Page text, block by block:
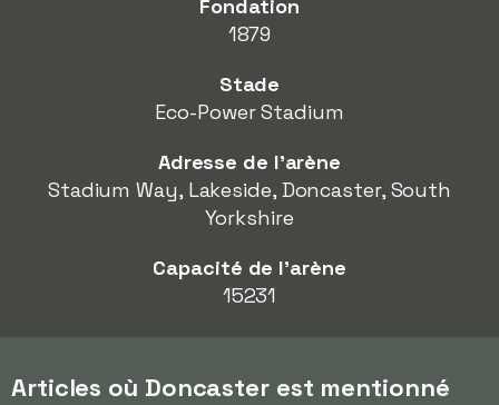
Fondation
1879
Stade
Eco-Power Stadium
Adresse de l'arène
Stadium Way, Lakeside, Doncaster, South
Yorkshire
Capacité de l'arène
15231
Articles où Doncaster est mentionné